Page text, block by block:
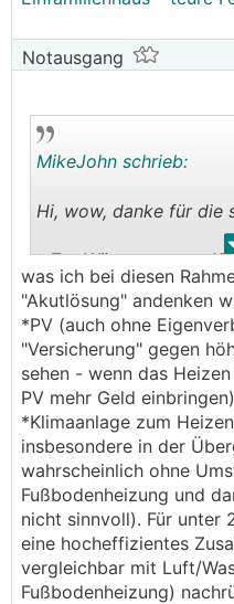
Notausgang
.
MikeJohn schrieb:
Hi, wow, danke für die
- Zur Wärmepumpe:
der Wasserboiler
lediglich eine
angeschafft.
../ressources/1x1.png
Dazu haben wir keine
gesagt, wenn man
man um die Förderung
neue Heizung
Pumpe oder eine
will man nicht auf
Oder bezog sich der
kleinere Pumpe
was ich bei diesen
"Akutlösung" andenken
*PV (auch ohne
"Versicherung" gegen
sehen - wenn das
PV mehr Geld einbringen)
*Klimaanlage zum
insbesondere in der
wahrscheinlich ohne
Fußbodenheizung und
nicht sinnvoll). Für unter
eine hocheffizientes
vergleichbar mit Luft/
Fußbodenheizung)